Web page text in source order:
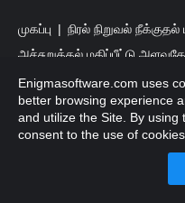
முகப்பு நிரல் நிறுவல் நீக்குதல்
அச்சுறுத்தல் மதிப்பீட்டு
விதிமுறைகள் மற்றும்
விதிமுறைகள் மற்றும்
பதிவு செய்யப்பட்ட அலுவலகம்:
எனிக்மாசாஃப்ட் லிமிடெட்,
Enigmasoftware.com uses
better browsing experience
and utilize the Site. By using
consent to the use of cookies.